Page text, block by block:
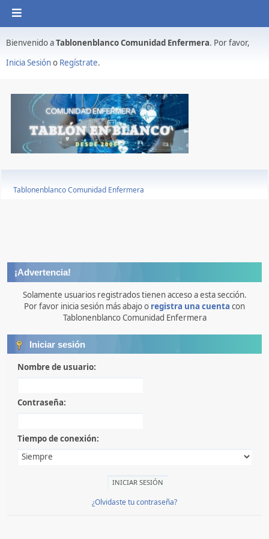
Bienvenido aTablonenblanco Comunidad Enfermera. Por favor,
Inicia Sesióno Regístrate.
Tablonenblanco Comunidad Enfermera
¡Advertencia!
Solamente usuarios registrados tienen acceso a esta sección.
Por favor inicia sesión más abajo o registra una cuenta con
Tablonenblanco Comunidad Enfermera
Iniciar sesión
Nombre de usuario:
Contraseña:
Tiempo de conexión:
¿Olvidaste tu contraseña?